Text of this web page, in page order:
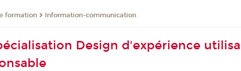
formation Information-communication
Design d'expérience